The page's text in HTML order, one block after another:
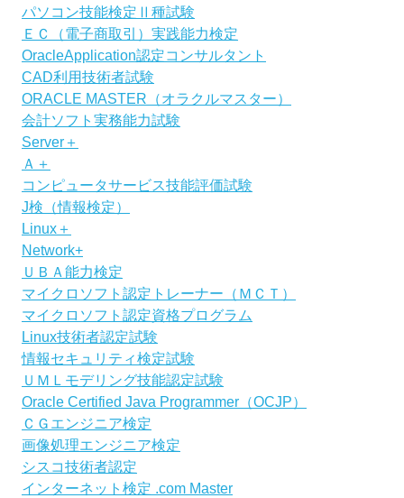
パソコン技能検定Ⅱ種試験
ＥＣ（電子商取引）実践能力検定
OracleApplication認定コンサルタント
CAD利用技術者試験
ORACLE MASTER（オラクルマスター）
会計ソフト実務能力試験
Server＋
Ａ＋
コンピュータサービス技能評価試験
J検（情報検定）
Linux＋
Network+
ＵＢＡ能力検定
マイクロソフト認定トレーナー（ＭＣＴ）
マイクロソフト認定資格プログラム
Linux技術者認定試験
情報セキュリティ検定試験
ＵＭＬモデリング技能認定試験
Oracle Certified Java Programmer（OCJP）
ＣＧエンジニア検定
画像処理エンジニア検定
シスコ技術者認定
インターネット検定 .com Master